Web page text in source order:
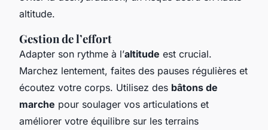
altitude.
Gestion de l’effort
Adapter son rythme à l’altitude est crucial.
Marchez lentement, faites des pauses régulières et
écoutez votre corps. Utilisez des bâtons de
marche pour soulager vos articulations et
améliorer votre équilibre sur les terrains